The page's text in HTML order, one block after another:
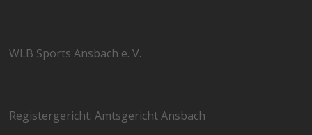
WLB Sports Ansbach e. V.
Registergericht: Amtsgericht Ansbach